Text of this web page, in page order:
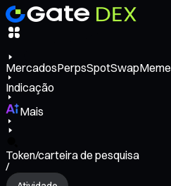
MercadosPerpsSpotSwapMeme
Indicação
Mais
Token/carteira de pesquisa
/